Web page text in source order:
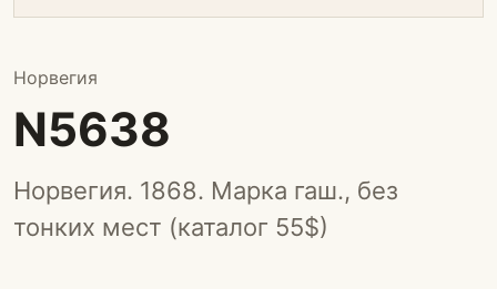
Норвегия
N5638
Норвегия. 1868. Марка гаш., без
тонких мест (каталог 55$)